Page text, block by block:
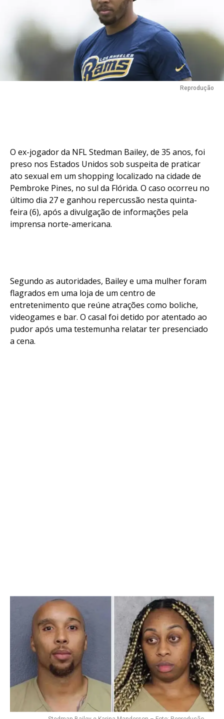
Reprodução
O ex-jogador da NFL Stedman Bailey, de 35 anos, foi
preso nos Estados Unidos sob suspeita de praticar
ato sexual em um shopping localizado na cidade de
Pembroke Pines, no sul da Flórida. O caso ocorreu no
último dia 27 e ganhou repercussão nesta quinta-
feira (6), após a divulgação de informações pela
imprensa norte-americana.
Segundo as autoridades, Bailey e uma mulher foram
flagrados em uma loja de um centro de
entretenimento que reúne atrações como boliche,
videogames e bar. O casal foi detido por atentado ao
pudor após uma testemunha relatar ter presenciado
a cena.